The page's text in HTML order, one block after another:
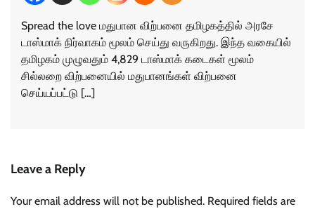
Spread the love மதுபான விற்பனை தமிழகத்தில் அரசே
டாஸ்மாக் நிர்வாகம் மூலம் செய்து வருகிறது. இந்த வகையில்
தமிழகம் முழுவதும் 4,829 டாஸ்மாக் கடைகள் மூலம்
சில்லறை விற்பனையில் மதுபானங்கள் விற்பனை
செய்யப்பட்டு […]
Leave a Reply
Your email address will not be published. Required fields are